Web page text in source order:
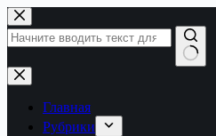
Перейти
к
сути
Ничего
не
найденоГлавная
Рубрики